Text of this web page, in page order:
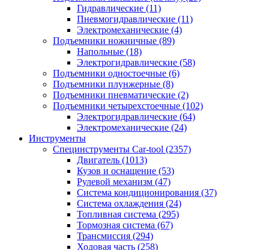
Гидравлические (11)
Пневмогидравлические (11)
Электромеханические (4)
Подъемники ножничные (89)
Напольные (18)
Электрогидравлические (58)
Подъемники одностоечные (6)
Подъемники плунжерные (8)
Подъемники пневматические (2)
Подъемники четырехстоечные (102)
Электрогидравлические (64)
Электромеханические (24)
Инструменты
Специнструменты Car-tool (2357)
Двигатель (1013)
Кузов и оснащение (53)
Рулевой механизм (47)
Система кондиционирования (37)
Система охлаждения (24)
Топливная система (295)
Тормозная система (67)
Трансмиссия (294)
Ходовая часть (258)